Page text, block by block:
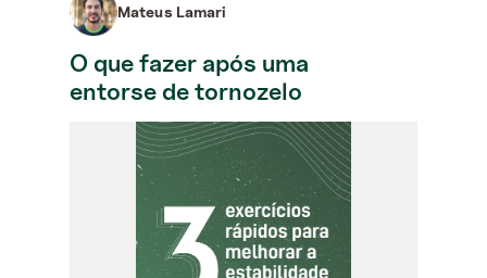
Mateus Lamari
O que fazer após uma
entorse de tornozelo